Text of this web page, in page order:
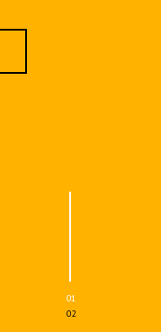
01
02